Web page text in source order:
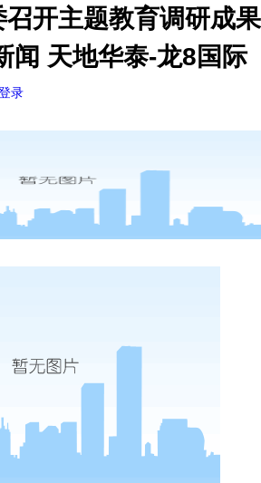
开主题教育调研成果
闻 天地华泰-龙8国际
录